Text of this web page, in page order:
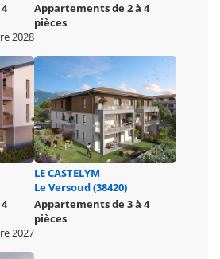
2028
Appartements de 2 à 4
pièces
2027
LE CASTELYM
Le Versoud (38420)
Appartements de 3 à 4
pièces